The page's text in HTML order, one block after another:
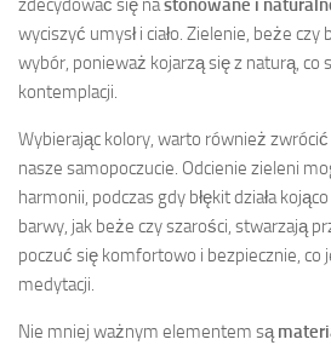
zdecydować się nastonowane i
wyciszyć umysł i ciało. Zielenie, beże czy
wybór, ponieważ kojarzą się z naturą, co
kontemplacji.
Wybierając kolory, warto również zwrócić
nasze samopoczucie. Odcienie zieleni
harmonii, podczas gdy błękit działa
barwy, jak beże czy szarości, stwarzają
poczuć się komfortowo i bezpiecznie, co
medytacji.
Nie mniej ważnym elementem są